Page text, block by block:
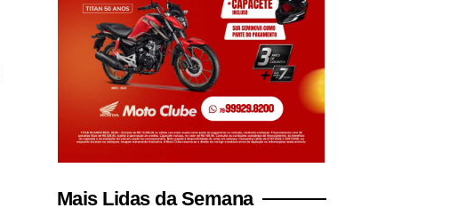
Mais Lidas da Semana